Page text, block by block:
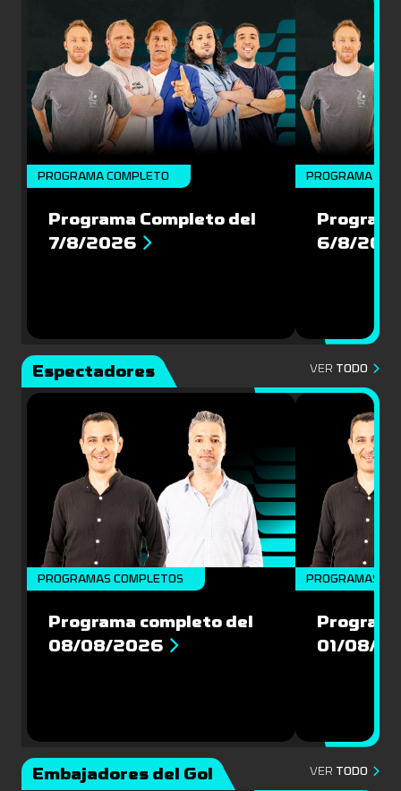
PROGRAMA COMPLETO
Programa Completo del
7/8/2026
PROGRAMA
6/8/
Espectadores VER TODO
PROGRAMAS COMPLETOS
Programa completo del
08/08/2026
PROGRAMAS
01/08/
Embajadores del Gol VER TODO